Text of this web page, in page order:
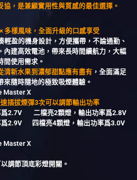
協，是兼顧實用性與質感的最佳選擇。
多樣風味，全面升級的口感享受
輕盈的機身設計，方便攜帶，不論通勤、
內建高效電池，帶來長時間續航力，大幅
間使用需求。
清新水果到濃郁甜點應有盡有 ，全面滿足
來隨時隨地的極致吸煙體驗。
Master X
插拔煙彈3次可以調節輸出功率
爲2.7V 二檔亮2顆燈，輸出功率爲2.8V
爲2.9V 四檔亮4顆燈，輸出功率爲3.0V
Master X
調節頂底彩燈開關。